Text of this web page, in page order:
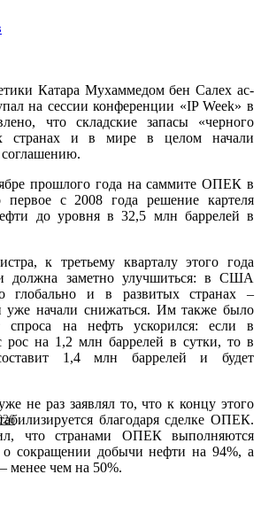
Катара Мухаммедом бен Салех ас-
на сессии конференции «IP Week» в
что складские запасы «черного
странах и в мире в целом начали
соглашению.
прошлого года на саммите ОПЕК в
с 2008 года решение картеля
до уровня в 32,5 млн баррелей в
к третьему кварталу этого года
должна заметно улучшиться: в США
глобально и в развитых странах –
начали снижаться. Им также было
спроса на нефть ускорился: если в
рос на 1,2 млн баррелей в сутки, то в
1,4 млн баррелей и будет
не раз заявлял то, что к концу этого
благодаря сделке ОПЕК.
что странами ОПЕК выполняются
о сокращении добычи нефти на 94%, а
менее чем на 50%.